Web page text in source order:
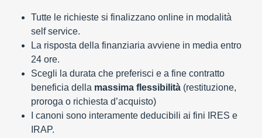
Tutte le richieste si finalizzano online in modalità
self service.
La risposta della finanziaria avviene in media entro
24 ore.
Scegli la durata che preferisci e a fine contratto
beneficia della massima flessibilità (restituzione,
proroga o richiesta d’acquisto)
I canoni sono interamente deducibili ai fini IRES e
IRAP.